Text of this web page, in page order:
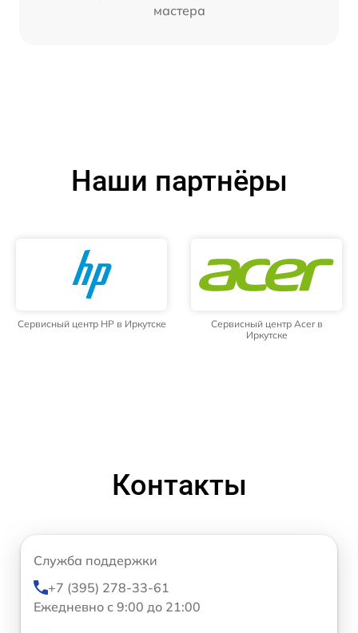
мастера
Наши партнёры
Сервисный центр HP в Иркутске
Сервисный центр Acer в
Иркутске
Контакты
Служба поддержки
+7 (395) 278-33-61
Ежедневно с 9:00 до 21:00